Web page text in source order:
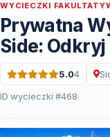
WYCIECZKI
Prywatna
Side:
Ocena: 5.0 na 5 · 4
5.04
ID wycieczki #468